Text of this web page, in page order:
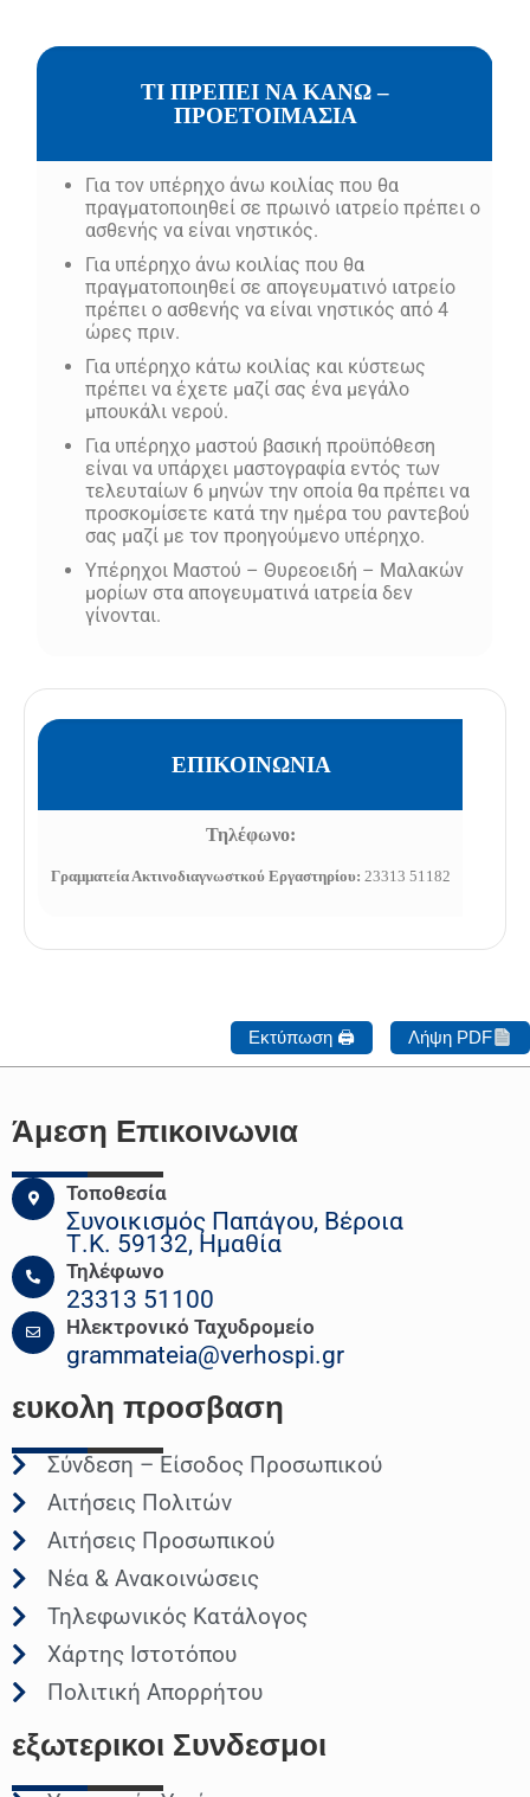
ΤΙ ΠΡΕΠΕΙ ΝΑ ΚΑΝΩ –
ΠΡΟΕΤΟΙΜΑΣΙΑ
Για τον υπέρηχο άνω κοιλίας που θα
πραγματοποιηθεί σε πρωινό ιατρείο πρέπει ο
ασθενής να είναι νηστικός.
Για υπέρηχο άνω κοιλίας που θα
πραγματοποιηθεί σε απογευματινό ιατρείο
πρέπει ο ασθενής να είναι νηστικός από 4
ώρες πριν.
Για υπέρηχο κάτω κοιλίας και κύστεως
πρέπει να έχετε μαζί σας ένα μεγάλο
μπουκάλι νερού.
Για υπέρηχο μαστού βασική προϋπόθεση
είναι να υπάρχει μαστογραφία εντός των
τελευταίων 6 μηνών την οποία θα πρέπει να
προσκομίσετε κατά την ημέρα του ραντεβού
σας μαζί με τον προηγούμενο υπέρηχο.
Υπέρηχοι Μαστού – Θυρεοειδή – Μαλακών
μορίων στα απογευματινά ιατρεία δεν
γίνονται.
ΕΠΙΚΟΙΝΩΝΙΑ
Τηλέφωνο:
Γραμματεία Ακτινοδιαγνωστκού Εργαστηρίου: 23313 51182
Εκτύπωση 🖨 Λήψη PDF
Άμεση Επικοινωνια
Τοποθεσία
Συνοικισμός Παπάγου, Βέροια
Τ.Κ. 59132, Ημαθία
Τηλέφωνο
23313 51100
Ηλεκτρονικό Ταχυδρομείο
grammateia@verhospi.gr
ευκολη προσβαση
Σύνδεση – Είσοδος Προσωπικού
Αιτήσεις Πολιτών
Αιτήσεις Προσωπικού
Νέα & Ανακοινώσεις
Τηλεφωνικός Κατάλογος
Χάρτης Ιστοτόπου
Πολιτική Απορρήτου
εξωτερικοι Συνδεσμοι